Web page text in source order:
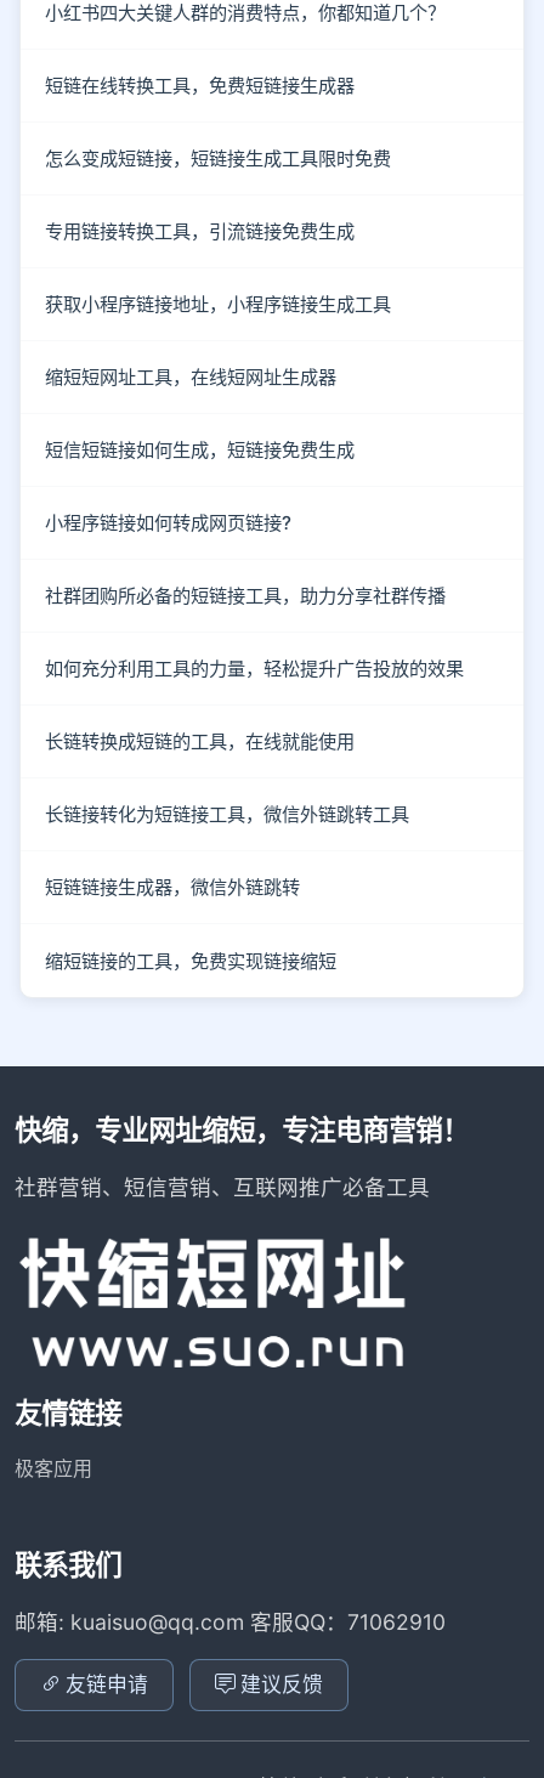
小红书四大关键人群的消费特点，你都知道几个？
短链在线转换工具，免费短链接生成器
怎么变成短链接，短链接生成工具限时免费
专用链接转换工具，引流链接免费生成
获取小程序链接地址，小程序链接生成工具
缩短短网址工具，在线短网址生成器
短信短链接如何生成，短链接免费生成
小程序链接如何转成网页链接?
社群团购所必备的短链接工具，助力分享社群传播
如何充分利用工具的力量，轻松提升广告投放的效果
长链转换成短链的工具，在线就能使用
长链接转化为短链接工具，微信外链跳转工具
短链链接生成器，微信外链跳转
缩短链接的工具，免费实现链接缩短
快缩，专业网址缩短，专注电商营销！
社群营销、短信营销、互联网推广必备工具
友情链接
极客应用
联系我们
邮箱: kuaisuo@qq.com 客服QQ：71062910
友链申请 建议反馈